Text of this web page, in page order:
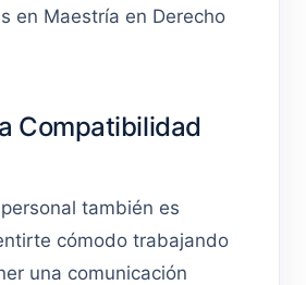
en Maestría en Derecho
Compatibilidad
también es
cómodo trabajando
una comunicación